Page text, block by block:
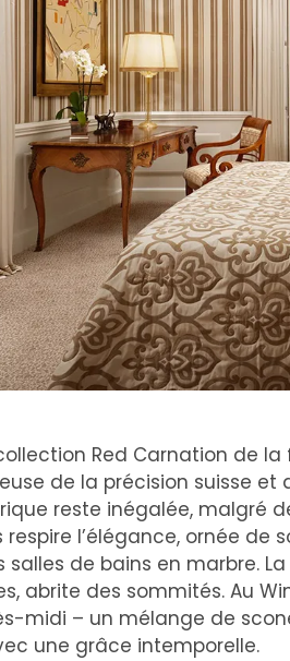
Red Carnation de la
de la précision suisse
reste inégalée, malgré
l’élégance, ornée de
salles de bains en marbre.
abrite des sommités. Au
midi – un mélange de
une grâce intemporelle.